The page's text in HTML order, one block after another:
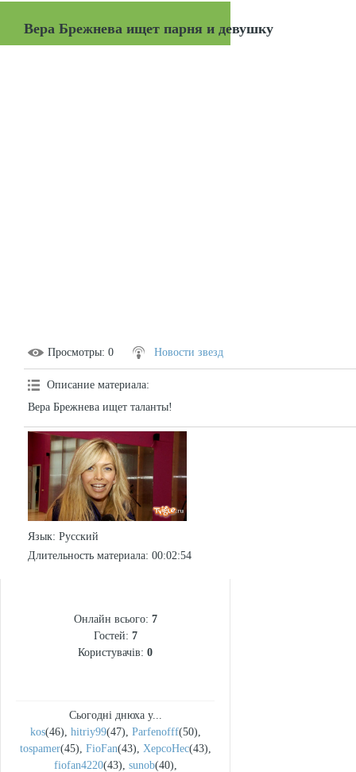
Вера Брежнева ищет парня и девушку
Просмотры: 0 Новости звезд
Описание материала:
Вера Брежнева ищет таланты!
Язык: Русский
Длительность материала: 00:02:54
Онлайн всього: 7
Гостей: 7
Користувачів: 0
Сьогодні днюха у...
kos(46), hitriy99(47), Parfenofff(50),
tospamer(45), FioFan(43), XepcoHec(43),
fiofan4220(43), sunob(40),